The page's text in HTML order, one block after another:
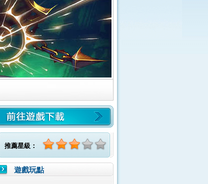
推薦星級：
遊戲玩點